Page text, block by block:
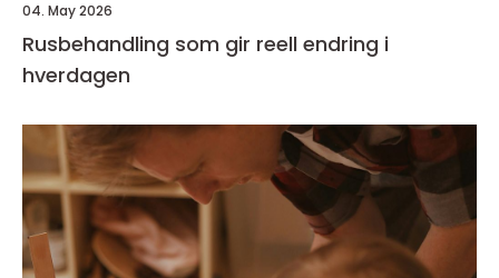
04. May 2026
Rusbehandling som gir reell endring i
hverdagen